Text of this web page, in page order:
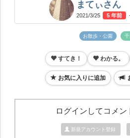
まてぃさん
2021/3/25 5 年前
お散歩・公園
すてき！ わかる。
お気に入りに追加
ログインしてコメン
新規アカウント登録